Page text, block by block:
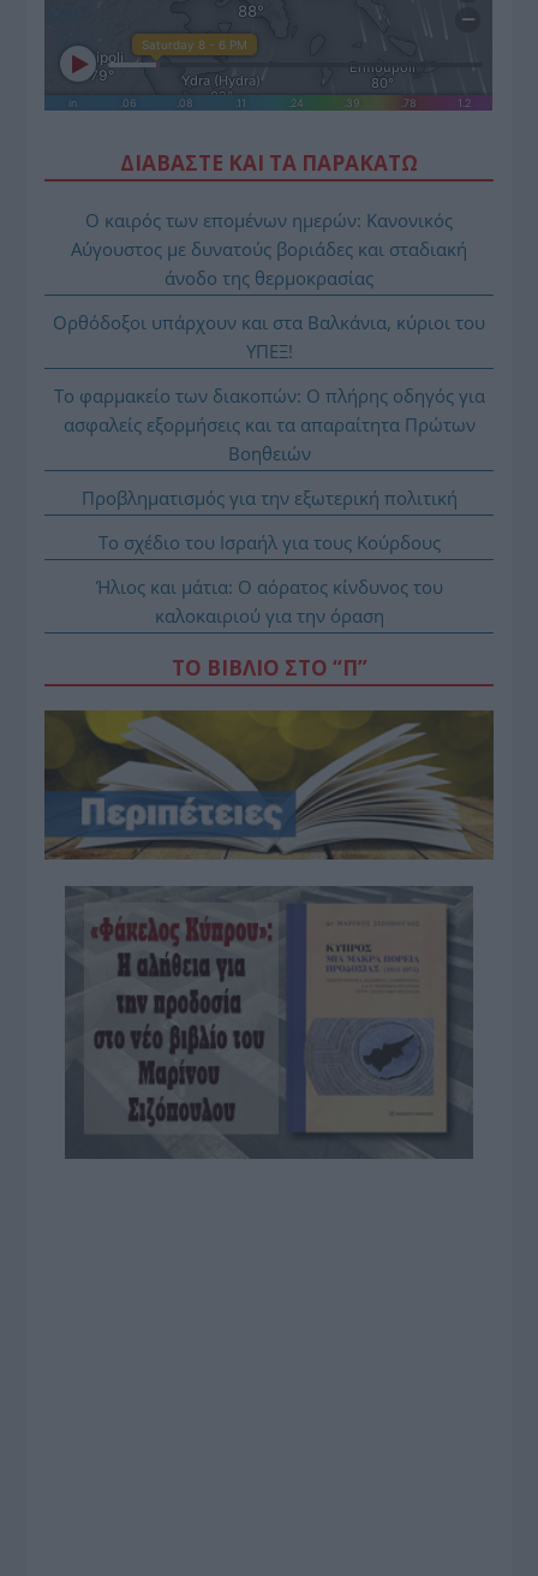
ΔΙΑΒΑΣΤΕ ΚΑΙ ΤΑ ΠΑΡΑΚΑΤΩ
Ο καιρός των επομένων ημερών: Κανονικός
Αύγουστος με δυνατούς βοριάδες και σταδιακή
άνοδο της θερμοκρασίας
Ορθόδοξοι υπάρχουν και στα Βαλκάνια, κύριοι του
ΥΠΕΞ!
Το φαρμακείο των διακοπών: Ο πλήρης οδηγός για
ασφαλείς εξορμήσεις και τα απαραίτητα Πρώτων
Βοηθειών
Προβληματισμός για την εξωτερική πολιτική
Το σχέδιο του Ισραήλ για τους Κούρδους
Ήλιος και μάτια: Ο αόρατος κίνδυνος του
καλοκαιριού για την όραση
ΤΟ ΒΙΒΛΙΟ ΣΤΟ “Π”